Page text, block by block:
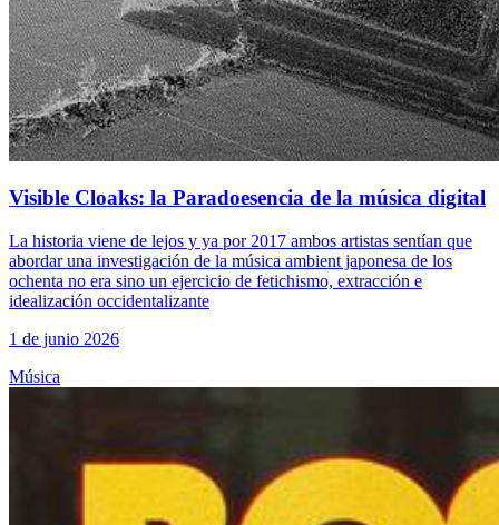
Visible Cloaks: la Paradoesencia de la música digital
La historia viene de lejos y ya por 2017 ambos artistas sentían que
abordar una investigación de la música ambient japonesa de los
ochenta no era sino un ejercicio de fetichismo, extracción e
idealización occidentalizante
1 de junio 2026
Música